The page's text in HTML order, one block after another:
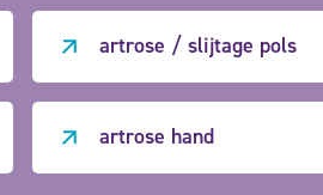
artrose / slijtage pols
artrose hand